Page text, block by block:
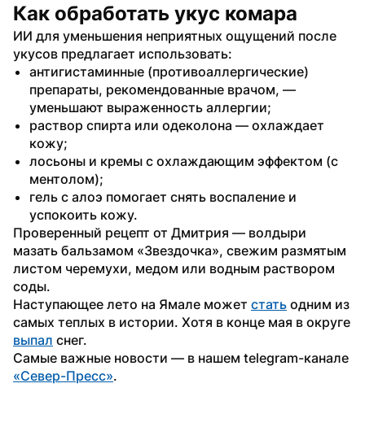
Как обработать укус комара
ИИ для уменьшения неприятных ощущений после
укусов предлагает использовать:
антигистаминные (противоаллергические)
препараты, рекомендованные врачом, —
уменьшают выраженность аллергии;
раствор спирта или одеколона — охлаждает
кожу;
лосьоны и кремы с охлаждающим эффектом (с
ментолом);
гель с алоэ помогает снять воспаление и
успокоить кожу.
Проверенный рецепт от Дмитрия — волдыри
мазать бальзамом «Звездочка», свежим размятым
листом черемухи, медом или водным раствором
соды.
Наступающее лето на Ямале может стать одним из
выпал снег.
«Север-Пресс».